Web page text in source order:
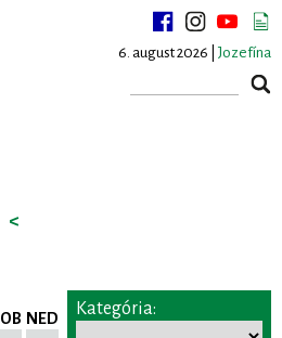
6. august 2026 | Jozefína
<
NED Kategória: